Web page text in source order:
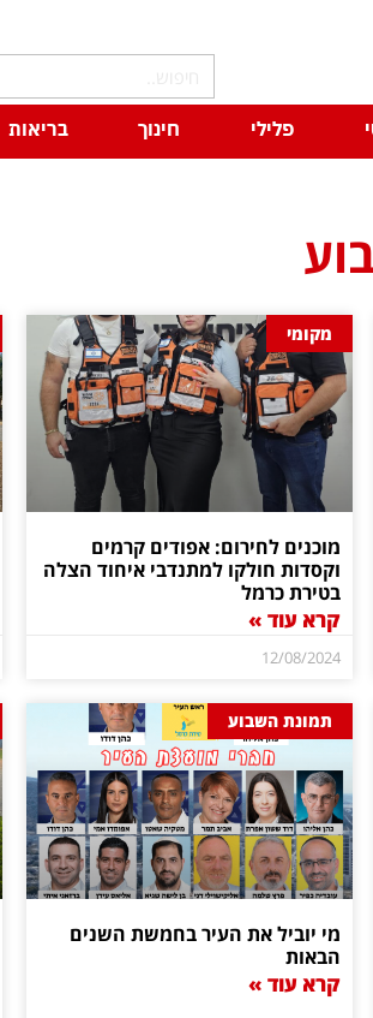
פלילי חינוך בריאות
מקומי
מוכנים לחירום: אפודים קרמים
וקסדות חולקו למתנדבי איחוד הצלה
בטירת כרמל
קרא עוד »
12/08/2024
תמונת השבוע
מי יוביל את העיר בחמשת השנים
הבאות
קרא עוד »